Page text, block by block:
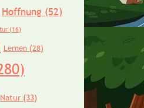
Hoffnung (52)
(16)
Lernen (28)
Natur(33)